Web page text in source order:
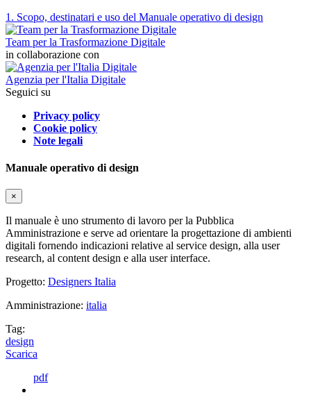
1. Scopo, destinatari e uso del Manuale operativo di design
Team per la Trasformazione Digitale
in collaborazione con
Agenzia per l'Italia Digitale
Seguici su
Privacy policy
Cookie policy
Note legali
Manuale operativo di design
×
Il manuale è uno strumento di lavoro per la Pubblica
Amministrazione e serve ad orientare la progettazione di ambienti
digitali fornendo indicazioni relative al service design, alla user
research, al content design e alla user interface.
Progetto: Designers Italia
Amministrazione: italia
Tag:
design
Scarica
pdf